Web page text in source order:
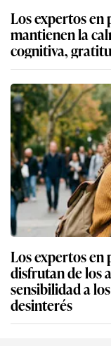
Los expertos en
mantienen la
cognitiva,
Los expertos en
disfrutan de los
sensibilidad a
desinterés